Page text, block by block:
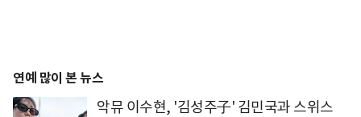
연예 많이 본 뉴스
악뮤 이수현, '김성주子' 김민국과 스위스